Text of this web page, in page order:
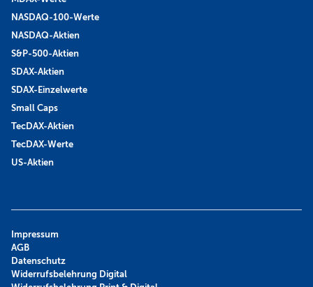
NASDAQ-100-Werte
NASDAQ-Aktien
S&P-500-Aktien
SDAX-Aktien
SDAX-Einzelwerte
Small Caps
TecDAX-Aktien
TecDAX-Werte
US-Aktien
Impressum
AGB
Datenschutz
Widerrufsbelehrung Digital